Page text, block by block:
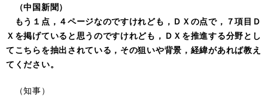
（中国新聞）
もう１点，４ページなのですけれども，ＤＸの点で，７項目Ｄ
Ｘを掲げていると思うのですけれども，ＤＸを推進する分野とし
てこちらを抽出されている，その狙いや背景，経緯があれば教え
てください。
（知事）